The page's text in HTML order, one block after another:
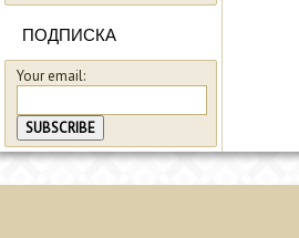
ПОДПИСКА
Your email: